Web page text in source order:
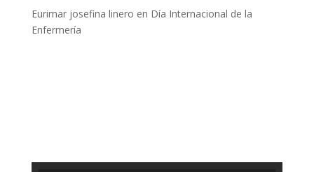
Eurimar josefina linero en Día Internacional de la
Enfermería